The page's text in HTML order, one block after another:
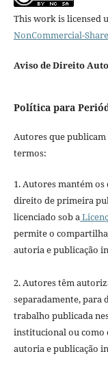
This work is licensed
NonCommercial-
Aviso de Direito
Política para
Autores que
termos:
1. Autores mantém
direito de primeira
licenciado sob a
permite o
autoria e publicação
2. Autores têm
separadamente, para
trabalho publicada
institucional ou como
autoria e publicação